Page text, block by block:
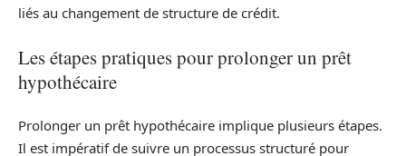
liés au changement de structure de crédit.
Les étapes pratiques pour prolonger un prêt
hypothécaire
Prolonger un prêt hypothécaire implique plusieurs étapes.
Il est impératif de suivre un processus structuré pour